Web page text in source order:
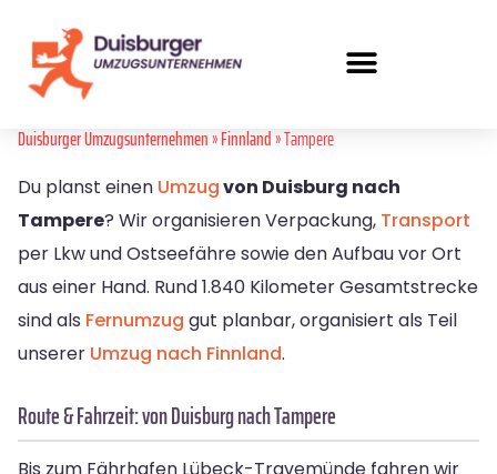
Duisburger Umzugsunternehmen»Finnland» Tampere
Du planst einen Umzugvon Duisburg nach
Tampere? Wir organisieren Verpackung, Transport
per Lkw und Ostseefähre sowie den Aufbau vor Ort
aus einer Hand. Rund 1.840 Kilometer Gesamtstrecke
sind als Fernumzug gut planbar, organisiert als Teil
unserer Umzug nach Finnland.
Route & Fahrzeit: von Duisburg nach Tampere